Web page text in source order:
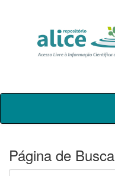
Skip
Página de Busca